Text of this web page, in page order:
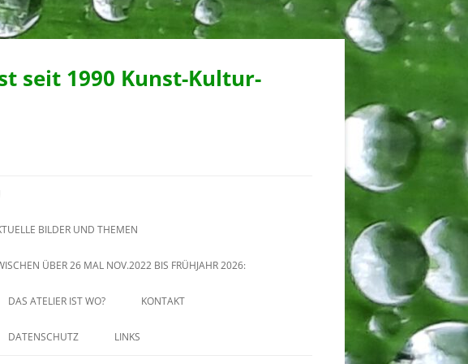
seit 1990 Kunst-Kultur-
BILDER UND THEMEN
ÜBER 26 MAL NOV.2022 BIS FRÜHJAHR 2026:
DAS ATELIER IST WO? KONTAKT
DATENSCHUTZ LINKS